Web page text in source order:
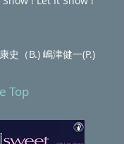
史（B.) 嶋津健一(P.)
Top